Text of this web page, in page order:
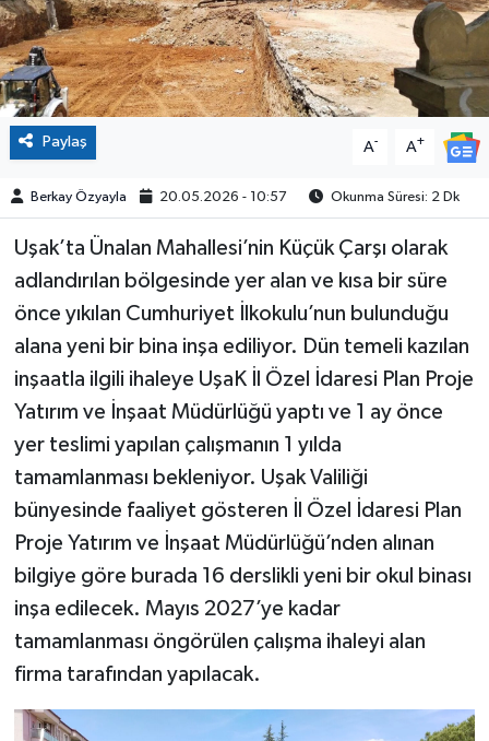
Paylaş A- A+
Berkay Özyayla 20.05.2026 - 10:57 Okunma Süresi: 2 Dk
Uşak’ta Ünalan Mahallesi’nin Küçük Çarşı olarak
adlandırılan bölgesinde yer alan ve kısa bir süre
önce yıkılan Cumhuriyet İlkokulu’nun bulunduğu
alana yeni bir bina inşa ediliyor. Dün temeli kazılan
inşaatla ilgili ihaleye UşaK İl Özel İdaresi Plan Proje
Yatırım ve İnşaat Müdürlüğü yaptı ve 1 ay önce
yer teslimi yapılan çalışmanın 1 yılda
tamamlanması bekleniyor. Uşak Valiliği
bünyesinde faaliyet gösteren İl Özel İdaresi Plan
Proje Yatırım ve İnşaat Müdürlüğü’nden alınan
bilgiye göre burada 16 derslikli yeni bir okul binası
inşa edilecek. Mayıs 2027’ye kadar
tamamlanması öngörülen çalışma ihaleyi alan
firma tarafından yapılacak.